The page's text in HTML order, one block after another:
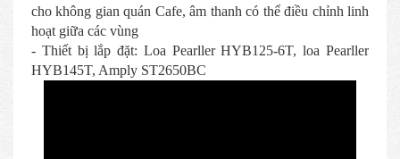
cho không gian quán Cafe, âm thanh có thể điều chỉnh linh
hoạt giữa các vùng
- Thiết bị lắp đặt: Loa Pearller HYB125-6T, loa Pearller
HYB145T, Amply ST2650BC